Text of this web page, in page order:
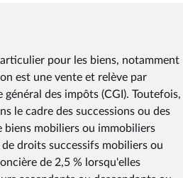
pour les biens, notamment
est une vente et relève par
des impôts (CGI). Toutefois,
le cadre des successions ou des
biens mobiliers ou immobiliers
droits successifs mobiliers ou
de 2,5 % lorsqu'elles